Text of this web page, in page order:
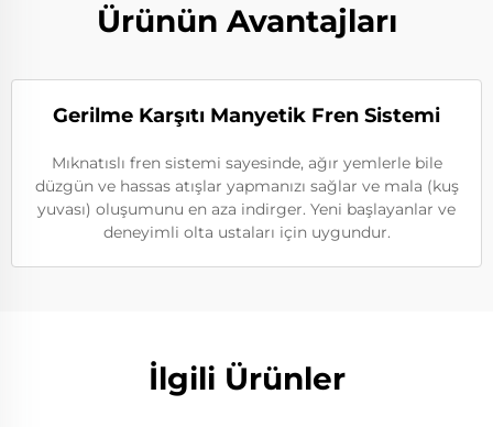
Ürünün Avantajları
Gerilme Karşıtı Manyetik Fren Sistemi
Mıknatıslı fren sistemi sayesinde, ağır yemlerle bile
düzgün ve hassas atışlar yapmanızı sağlar ve mala (kuş
yuvası) oluşumunu en aza indirger. Yeni başlayanlar ve
deneyimli olta ustaları için uygundur.
İlgili Ürünler